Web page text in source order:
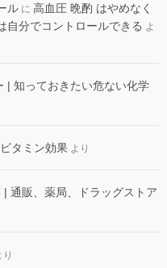
ル に 高血圧 晩酌 はやめなく
自分でコントロールできる よ
| 知っておきたい危ない化学
タミン効果 より
通販、薬局、ドラッグストア
り